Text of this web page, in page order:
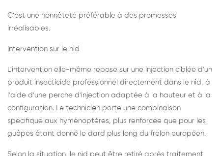
C'est une honnêteté préférable à des promesses
irréalisables.
Intervention sur le nid
L'intervention elle-même repose sur une injection ciblée d'un
produit insecticide professionnel directement dans le nid, à
l'aide d'une perche d'injection adaptée à la hauteur et à la
configuration. Le technicien porte une combinaison
spécifique aux hyménoptères, plus renforcée que pour les
guêpes étant donné le dard plus long du frelon européen.
Selon la situation, le nid peut être retiré après traitement